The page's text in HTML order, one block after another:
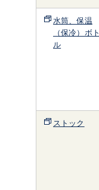
水筒、保温
（保冷）ボト
ル
ストック